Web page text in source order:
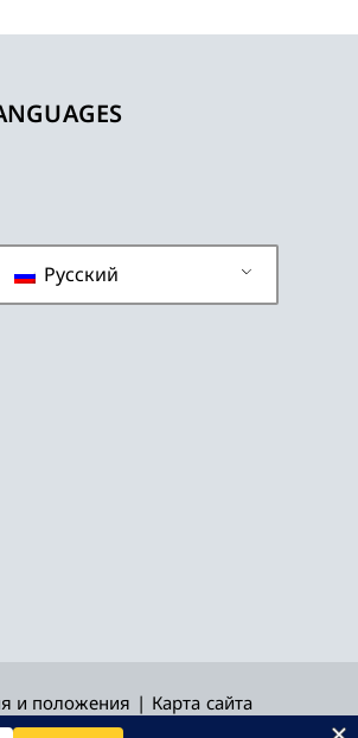
Русский
и положения Карта сайта